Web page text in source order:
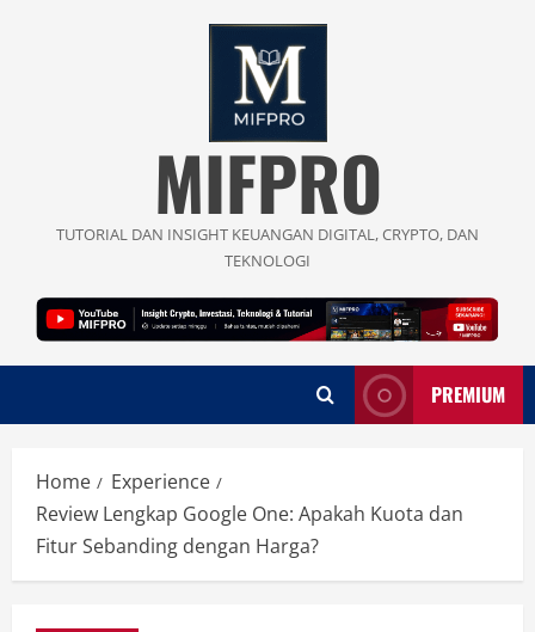
MIFPRO
TUTORIAL DAN INSIGHT KEUANGAN DIGITAL, CRYPTO, DAN
TEKNOLOGI
PREMIUM
Home
Experience
Review Lengkap Google One: Apakah Kuota dan
Fitur Sebanding dengan Harga?